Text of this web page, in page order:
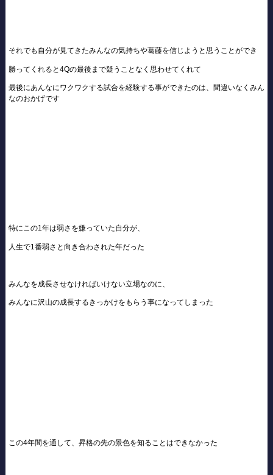
それでも自分が見てきたみんなの気持ちや葛藤を信じようと思うことができ
勝ってくれると4Qの最後まで疑うことなく思わせてくれて
最後にあんなにワクワクする試合を経験する事ができたのは、間違いなくみん
なのおかげです
特にこの1年は弱さを嫌っていた自分が、
人生で1番弱さと向き合わされた年だった
みんなを成長させなければいけない立場なのに、
みんなに沢山の成長するきっかけをもらう事になってしまった
この4年間を通して、昇格の先の景色を知ることはできなかった